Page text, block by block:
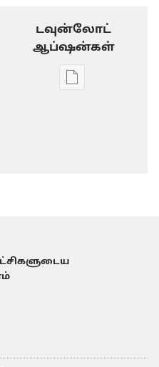
டவுன்லோட்
ஆப்ஷன்கள்
டிஜிட்டல்